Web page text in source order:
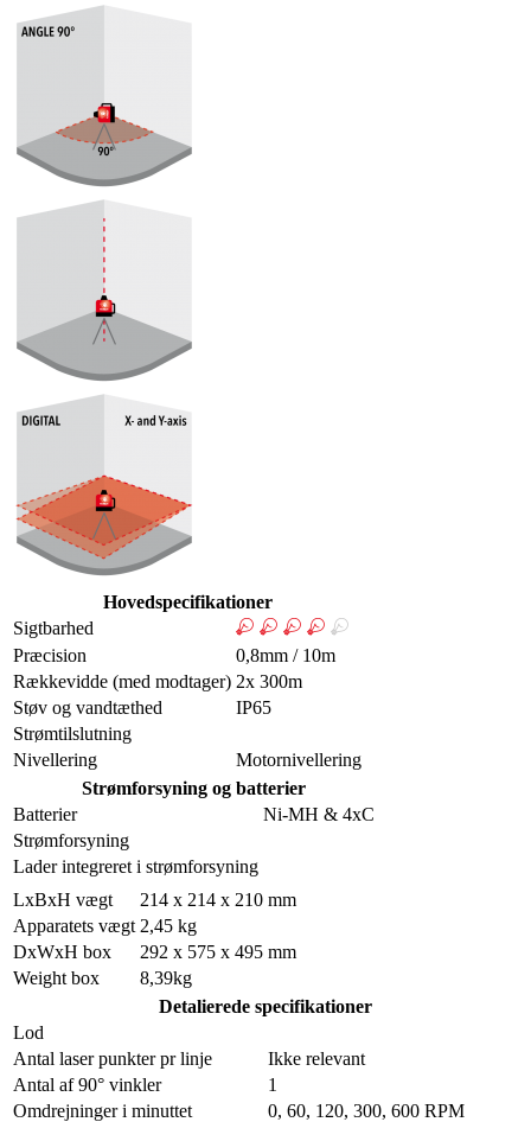
Hovedspecifikationer
Sigtbarhed
Præcision
0,8mm / 10m
Rækkevidde (med modtager) 2x 300m
Støv og vandtæthed
IP65
Strømtilslutning
Nivellering
Motornivellering
Strømforsyning og batterier
Batterier
Ni-MH & 4xC
Strømforsyning
Lader integreret i strømforsyning
LxBxH vægt
214 x 214 x 210 mm
Apparatets vægt 2,45 kg
DxWxH box
292 x 575 x 495 mm
Weight box
8,39kg
Detalierede specifikationer
Lod
Antal laser punkter pr linje
Ikke relevant
Antal af 90° vinkler
1
Omdrejninger i minuttet
0, 60, 120, 300, 600 RPM